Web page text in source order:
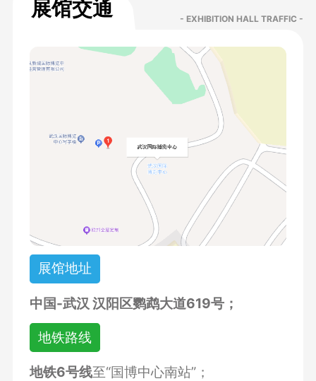
展馆交通 - EXHIBITION HALL TRAFFIC -
展馆地址
中国-武汉 汉阳区鹦鹉大道619号；
地铁路线
地铁6号线至“国博中心南站”；